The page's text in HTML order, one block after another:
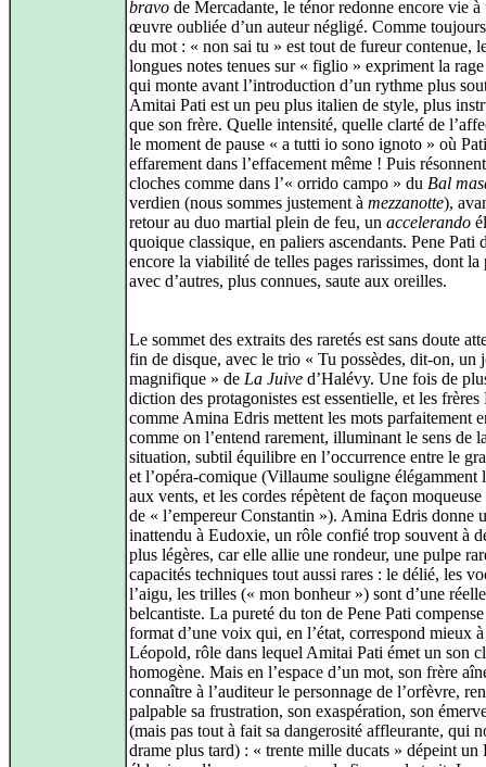
bravo de Mercadante, le ténor redonne encore vie à
œuvre oubliée d’un auteur négligé. Comme
du mot : « non sai tu » est tout de fureur contenue,
longues notes tenues sur « figlio » expriment la
qui monte avant l’introduction d’un rythme plus
Amitai Pati est un peu plus italien de style, plus
que son frère. Quelle intensité, quelle clarté de
le moment de pause « a tutti io sono ignoto » où
effarement dans l’effacement même ! Puis
cloches comme dans l’« orrido campo » du Bal
verdien (nous sommes justement à mezzanotte),
retour au duo martial plein de feu, un accelerando
quoique classique, en paliers ascendants. Pene Pati
encore la viabilité de telles pages rarissimes, dont la
avec d’autres, plus connues, saute aux oreilles.
Le sommet des extraits des raretés est sans doute
fin de disque, avec le trio « Tu possèdes, dit‑on, un
magnifique » de La Juive d’Halévy. Une fois de
diction des protagonistes est essentielle, et les frères
comme Amina Edris mettent les mots parfaitement
comme on l’entend rarement, illuminant le sens de
situation, subtil équilibre en l’occurrence entre le
et l’opéra‑comique (Villaume souligne élégamment
aux vents, et les cordes répètent de façon
de « l’empereur Constantin »). Amina Edris donne
inattendu à Eudoxie, un rôle confié trop souvent à
plus légères, car elle allie une rondeur, une pulpe
capacités techniques tout aussi rares : le délié, les
l’aigu, les trilles (« mon bonheur ») sont d’une réelle
belcantiste. La pureté du ton de Pene Pati
format d’une voix qui, en l’état, correspond mieux à
Léopold, rôle dans lequel Amitai Pati émet un son
homogène. Mais en l’espace d’un mot, son frère
connaître à l’auditeur le personnage de l’orfèvre,
palpable sa frustration, son exaspération, son
(mais pas tout à fait sa dangerosité affleurante, qui
drame plus tard) : « trente mille ducats » dépeint un